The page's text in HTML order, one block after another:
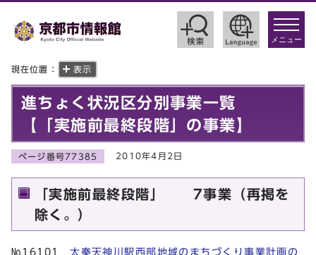
toggle
メニュー
現在位置： 表示
進ちょく状況区分別事業一覧
【「実施前最終段階」の事業】
ページ番号77385 2010年4月2日
「実施前最終段階」 7事業（再掲を
除く。）
№16101太秦天神川駅西部地域のまちづくり事業計画の